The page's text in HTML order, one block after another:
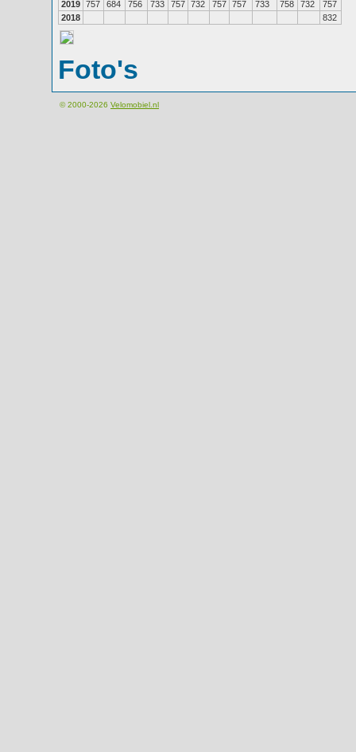
2019 757 684 756 733 757 732 757 757 733 758 732
757
2018
832
Foto's
© 2000-2026 Velomobiel.nl